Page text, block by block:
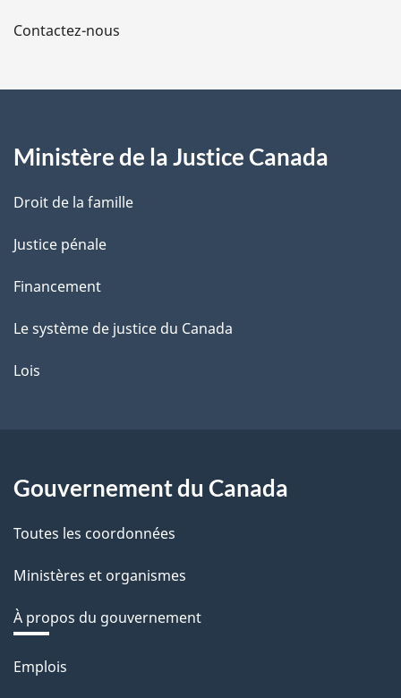
a
e
Contactez-nous
Ministère de la Justice Canada
Droit de la famille
Justice pénale
Financement
Le système de justice du Canada
Lois
Gouvernement du Canada
Toutes les coordonnées
Ministères et organismes
À propos du gouvernement
Thèmes
Emplois